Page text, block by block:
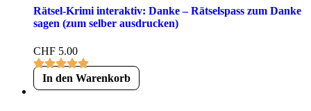
Rätsel-Krimi interaktiv: Danke – Rätselspass zum Danke
sagen (zum selber ausdrucken)
CHF 5.00
In den Warenkorb